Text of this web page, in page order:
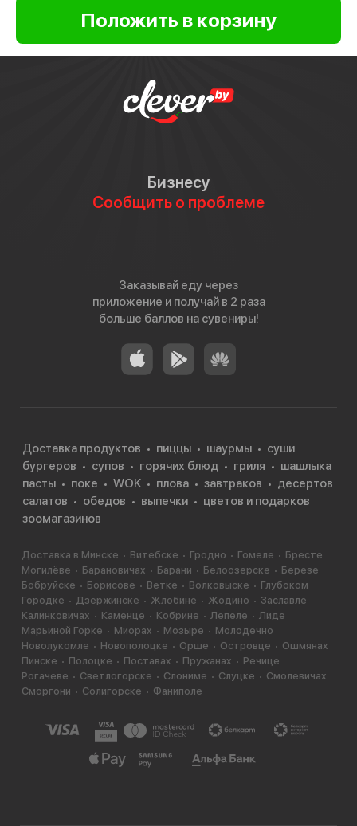
Бизнесу
Сообщить о проблеме
Заказывай еду через
приложение и получай в 2 раза
больше баллов на сувениры!
Доставка продуктов пиццы шаурмы
суши
бургеров
супов горячих блюд гриля
шашлыка
пасты
поке WOK плова завтраков
десертов
салатов
обедов выпечки
цветов и подарков
зоомагазинов
Доставка в Минске Витебске Гродно Гомеле
Бресте
Могилёве
Барановичах Барани Белоозерске
Березе
Бобруйске
Борисове Ветке Волковыске
Глубоком
Городке
Дзержинске Жлобине Жодино
Заславле
Калинковичах
Каменце Кобрине Лепеле
Лиде
Марьиной Горке
Миорах Мозыре
Молодечно
Новолукомле
Новополоцке Орше Островце
Ошмянах
Пинске
Полоцке Поставах Пружанах
Речице
Рогачеве
Светлогорске Слониме Слуцке
Смолевичах
Сморгони
Солигорске Фаниполе